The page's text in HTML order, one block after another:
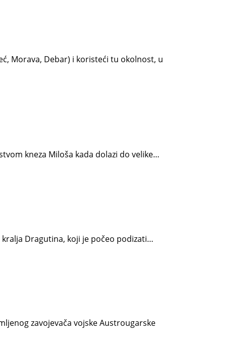
Morava, Debar) i koristeći tu okolnost, u
kneza Miloša kada dolazi do velike…
kralja Dragutina, koji je počeo podizati…
zavojevača vojske Austrougarske